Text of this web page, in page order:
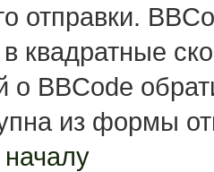
отправки.
квадратные
BBCode
из формы